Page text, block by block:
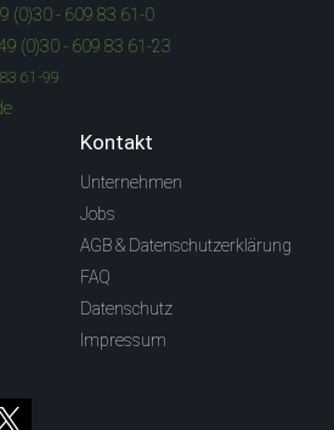
(0)30 - 609 83 61-0
(0)30 - 609 83 61-23
61-99
Kontakt
Unternehmen
Jobs
AGB & Datenschutzerklärung
FAQ
Datenschutz
Impressum